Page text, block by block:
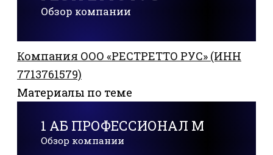
Обзор компании
Компания ООО «РЕСТРЕТТО РУС» (ИНН
7713761579)
Материалы по теме
1 АБ ПРОФЕССИОНАЛ М
Обзор компании